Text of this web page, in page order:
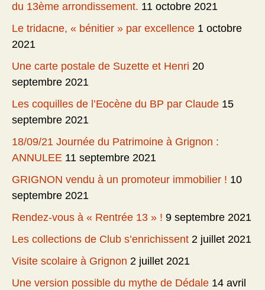
du 13ème arrondissement. 11 octobre 2021
Le tridacne, « bénitier » par excellence 1 octobre
2021
Une carte postale de Suzette et Henri 20
septembre 2021
Les coquilles de l’Eocène du BP par Claude 15
septembre 2021
18/09/21 Journée du Patrimoine à Grignon :
ANNULEE 11 septembre 2021
GRIGNON vendu à un promoteur immobilier ! 10
septembre 2021
Rendez-vous à « Rentrée 13 » ! 9 septembre 2021
Les collections de Club s’enrichissent 2 juillet 2021
Visite scolaire à Grignon 2 juillet 2021
Une version possible du mythe de Dédale 14 avril